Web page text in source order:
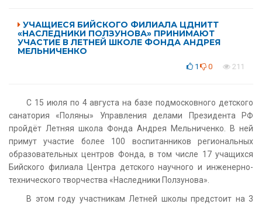
УЧАЩИЕСЯ БИЙСКОГО ФИЛИАЛА ЦДНИТТ
«НАСЛЕДНИКИ ПОЛЗУНОВА» ПРИНИМАЮТ
УЧАСТИЕ В ЛЕТНЕЙ ШКОЛЕ ФОНДА АНДРЕЯ
МЕЛЬНИЧЕНКО
1 0 211
С 15 июля по 4 августа на базе подмосковного детского
санатория «Поляны» Управления делами Президента РФ
пройдёт Летняя школа Фонда Андрея Мельниченко. В ней
примут участие более 100 воспитанников региональных
образовательных центров Фонда, в том числе 17 учащихся
Бийского филиала Центра детского научного и инженерно-
технического творчества «Наследники Ползунова».
В этом году участникам Летней школы предстоит на 3